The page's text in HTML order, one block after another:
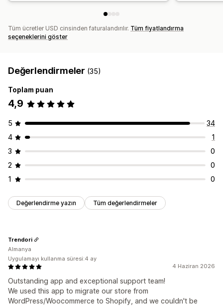
Tüm ücretler USD cinsinden faturalandırılır. Tüm fiyatlandırma
seçeneklerini göster
Değerlendirmeler (35)
Toplam puan
4,9
5
34
4
1
3
0
2
0
1
0
Değerlendirme yazın Tüm değerlendirmeler
4 Haziran 2026
Outstanding app and exceptional support team!
We used this app to migrate our store from
WordPress/Woocommerce to Shopify, and we couldn't be
Trendori
Almanya
Uygulamayı kullanma süresi:4 ay